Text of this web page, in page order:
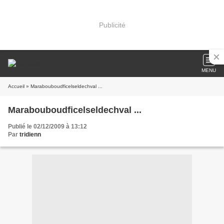
Publicité
MENU
Accueil » Marabouboudficelseldechval ...
Marabouboudficelseldechval ...
Publié le 02/12/2009 à 13:12
Par tridienn